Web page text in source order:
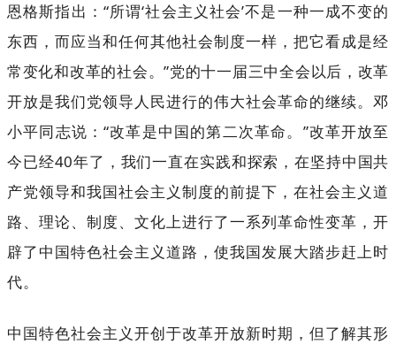
恩格斯指出：“所谓‘社会主义社会’不是一种一成不变的
东西，而应当和任何其他社会制度一样，把它看成是经
常变化和改革的社会。”党的十一届三中全会以后，改革
开放是我们党领导人民进行的伟大社会革命的继续。邓
小平同志说：“改革是中国的第二次革命。”改革开放至
今已经40年了，我们一直在实践和探索，在坚持中国共
产党领导和我国社会主义制度的前提下，在社会主义道
路、理论、制度、文化上进行了一系列革命性变革，开
辟了中国特色社会主义道路，使我国发展大踏步赶上时
代。
中国特色社会主义开创于改革开放新时期，但了解其形